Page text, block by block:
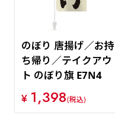
のぼり 唐揚げ／お持
ち帰り／テイクアウ
ト のぼり旗 E7N4
¥ 1,398(税込)